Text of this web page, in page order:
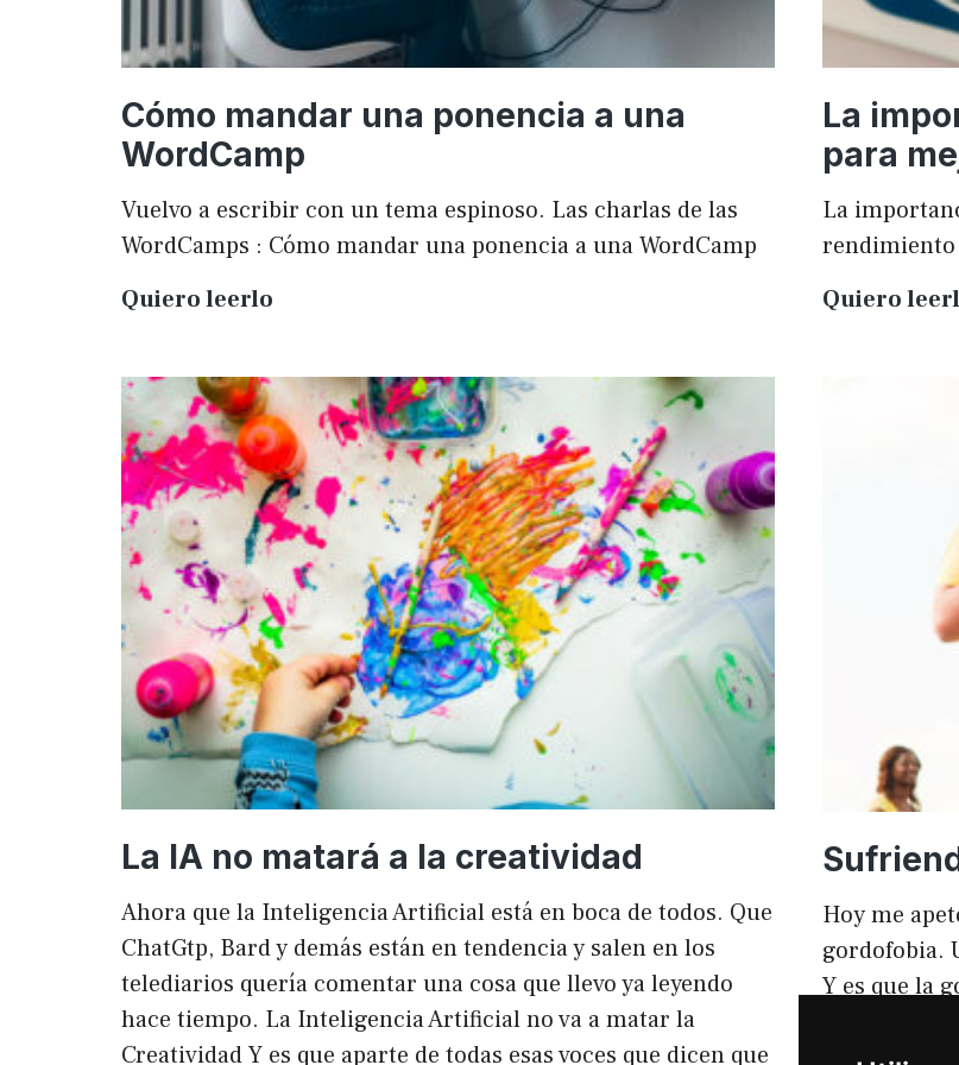
Cómo mandar una ponencia a una
WordCamp
Vuelvo a escribir con un tema espinoso. Las charlas de las
WordCamps : Cómo mandar una ponencia a una WordCamp
Quiero leerlo
una
ponencia
a
una
WordCamp
La
para
La
rendimiento
Quiero
La IA no matará a la creatividad
Ahora que la Inteligencia Artificial está en boca de todos. Que
ChatGtp, Bard y demás están en tendencia y salen en los
telediarios quería comentar una cosa que llevo ya leyendo
hace tiempo. La Inteligencia Artificial no va a matar la
Creatividad Y es que aparte de todas esas voces que dicen que
Hoy me
gordofobia.
Y es que la
igual que